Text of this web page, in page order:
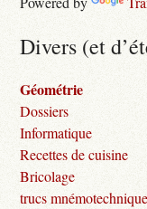
Divers (et
Géométrie
Dossiers
Informatique
Recettes de cuisine
Bricolage
trucs